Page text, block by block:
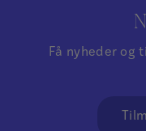
Få nyheder og